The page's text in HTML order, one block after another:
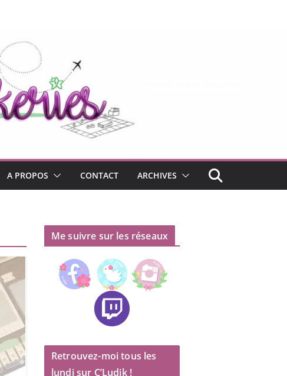
A PROPOS CONTACT ARCHIVES
Me suivre sur les réseaux
Retrouvez-moi tous les
lundi sur C’Ludik !